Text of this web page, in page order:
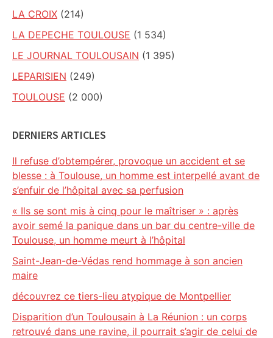
LA CROIX (214)
LA DEPECHE TOULOUSE (1 534)
LE JOURNAL TOULOUSAIN (1 395)
LEPARISIEN (249)
TOULOUSE (2 000)
DERNIERS ARTICLES
Il refuse d’obtempérer, provoque un accident et se
blesse : à Toulouse, un homme est interpellé avant de
s’enfuir de l’hôpital avec sa perfusion
« Ils se sont mis à cinq pour le maîtriser » : après
avoir semé la panique dans un bar du centre-ville de
Toulouse, un homme meurt à l’hôpital
Saint-Jean-de-Védas rend hommage à son ancien
maire
découvrez ce tiers-lieu atypique de Montpellier
Disparition d’un Toulousain à La Réunion : un corps
retrouvé dans une ravine, il pourrait s’agir de celui de